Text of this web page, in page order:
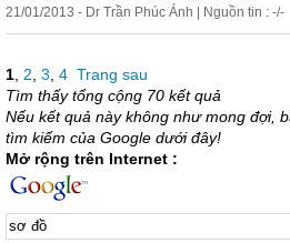
21/01/2013 - Dr Trần Phúc Ánh | Nguồn tin : -/-
1 2 3 4 Trang sau
Tìm thấy tổng cộng 70 kết quả
Nếu kết quả này không như mong đợi,
tìm kiếm của Google dưới đây!
Mở rộng trên Internet :